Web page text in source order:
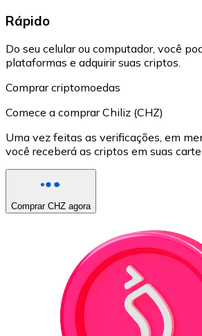
Rápido
Do seu celular ou computador, você
plataformas e adquirir suas criptos.
Comprar criptomoedas
Comece a comprar Chiliz (CHZ)
Uma vez feitas as verificações, em
você receberá as criptos em suas
Comprar CHZ agora